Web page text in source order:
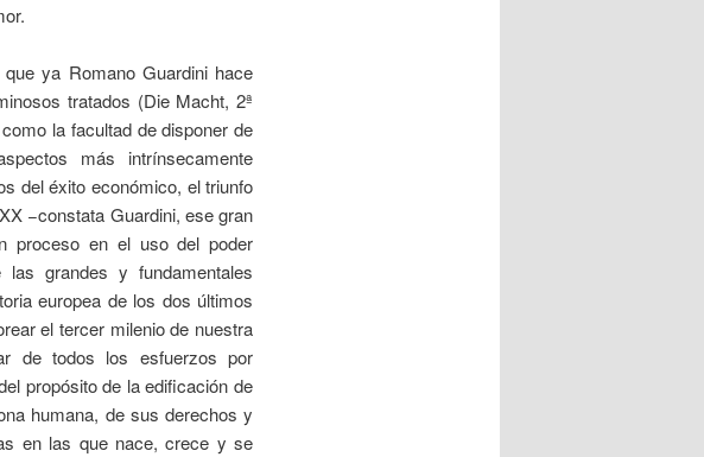
ya Romano Guardini hace
tratados (Die Macht, 2ª
la facultad de disponer de
más intrínsecamente
del éxito económico, el triunfo
−constata Guardini, ese gran
proceso en el uso del poder
grandes y fundamentales
europea de los dos últimos
el tercer milenio de nuestra
de todos los esfuerzos por
propósito de la edificación de
humana, de sus derechos y
en las que nace, crece y se